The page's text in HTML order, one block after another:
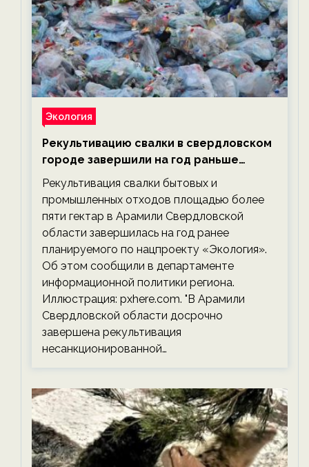
Экология
Рекультивацию свалки в свердловском
городе завершили на год раньше
планируемого срока — новости
экологии на ECOportal
Рекультивация свалки бытовых и
промышленных отходов площадью более
пяти гектар в Арамили Свердловской
области завершилась на год ранее
планируемого по нацпроекту «Экология».
Об этом сообщили в департаменте
информационной политики региона.
Иллюстрация: pxhere.com. "В Арамили
Свердловской области досрочно
завершена рекультивация
несанкционированной…